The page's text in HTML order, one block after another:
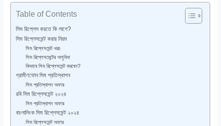
Table of Contents
সিম রিপ্লেস করতে কি লাগে?
সিম রিপ্লেসমেন্ট করার নিয়ম
সিম রিপ্লেসমেন্ট খরচ
সিম রিপ্লেসমেন্টের অসুবিধা
কিভাবে সিম রিপ্লেসমেন্ট করবেন?
গ্রামীণফোন সিম প্রতিস্থাপন
সিম প্রতিস্থাপন অফার
রবি সিম রিপ্লেসমেন্ট ২০২৪
সিম প্রতিস্থাপন অফার
বাংলালিংক সিম রিপ্লেসমেন্ট ২০২৪
সিম রিপ্লেসমেন্ট অফার